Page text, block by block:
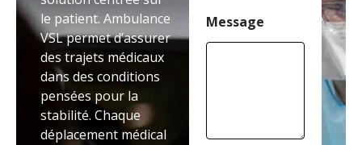
le patient. Ambulance
VSL permet d’assurer
des trajets médicaux
dans des conditions
pensées pour la
stabilité. Chaque
déplacement médical
Message